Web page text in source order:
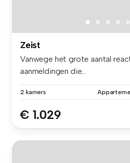
Zeist
Vanwege het grote aantal
aanmeldingen die...
2 kamers
€ 1.029